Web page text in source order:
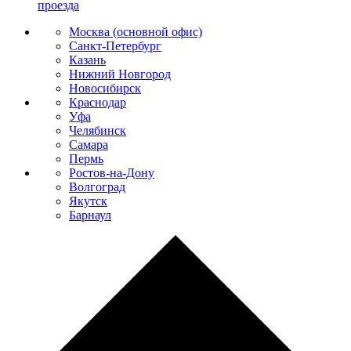
проезда
Москва (основной офис)
Санкт-Петербург
Казань
Нижний Новгород
Новосибирск
Краснодар
Уфа
Челябинск
Самара
Пермь
Ростов-на-Дону
Волгоград
Якутск
Барнаул